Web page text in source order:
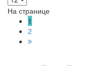
На странице
1
2